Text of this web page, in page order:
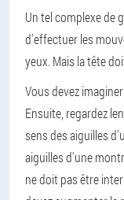
Un tel complexe de
d'effectuer les
yeux. Mais la tête
Vous devez
Ensuite, regardez
sens des aiguilles
aiguilles d'une
ne doit pas être